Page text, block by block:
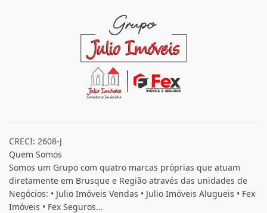
CRECI: 2608-J
Quem Somos
Somos um Grupo com quatro marcas próprias que atuam
diretamente em Brusque e Região através das unidades de
Negócios: • Julio Imóveis Vendas • Julio Imóveis Alugueis • Fex
Imóveis • Fex Seguros...